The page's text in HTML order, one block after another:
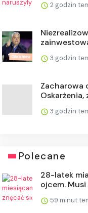
2 godzin
3 godzin
Zacharowa
Oskarżenia,
3 godzin
Polecane
28-latek
ojcem.
59 minut